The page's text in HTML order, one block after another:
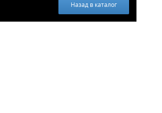
Назад в каталог